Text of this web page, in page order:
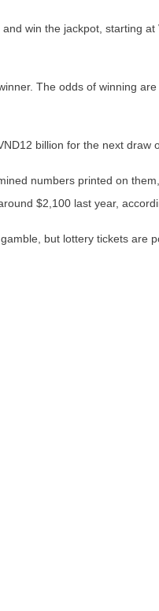
win the jackpot, starting
The odds of winning
billion for the next draw
numbers printed on
$2,100 last year,
but lottery tickets are